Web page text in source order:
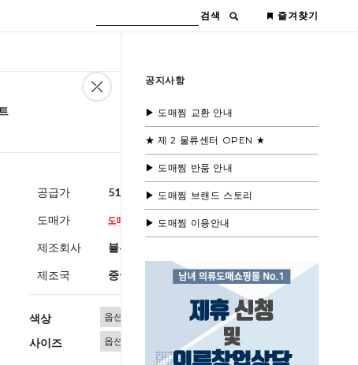
검색 즐겨찾기
공지사항
▶ 도매찜 교환 안내
★ 제 2 물류센터 OPEN ★
▶ 도매찜 반품 안내
▶ 도매찜 브랜드 스토리
▶ 도매찜 이용안내
공급가 51,600원(부가세별도)
도매가
제조회사 블루모드제휴사
제조국 중국
색상
사이즈